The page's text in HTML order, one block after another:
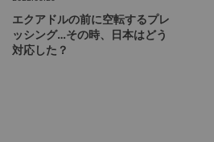
エクアドルの前に空転するプレ
ッシング…その時、日本はどう
対応した？